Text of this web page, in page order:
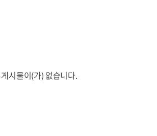
게시물이(가) 없습니다.